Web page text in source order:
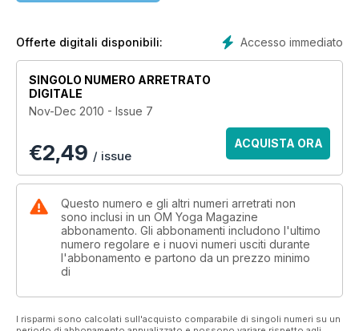
Accesso immediato
Offerte digitali disponibili:
SINGOLO NUMERO ARRETRATO
DIGITALE
Nov-Dec 2010 - Issue 7
€2,49 / issue
ACQUISTA ORA
Questo numero e gli altri numeri arretrati non
sono inclusi in un OM Yoga Magazine
abbonamento. Gli abbonamenti includono l'ultimo
numero regolare e i nuovi numeri usciti durante
l'abbonamento e partono da un prezzo minimo
di
I risparmi sono calcolati sull'acquisto comparabile di singoli numeri su un